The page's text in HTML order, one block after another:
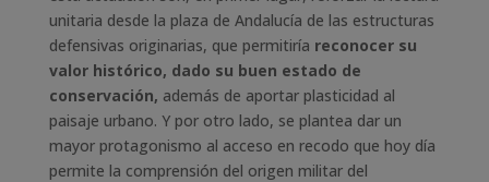
unitaria desde la plaza de Andalucía de las estructuras
defensivas originarias, que permitiría reconocer su
valor histórico, dado su buen estado de
conservación, además de aportar plasticidad al
paisaje urbano. Y por otro lado, se plantea dar un
mayor protagonismo al acceso en recodo que hoy día
permite la comprensión del origen militar del